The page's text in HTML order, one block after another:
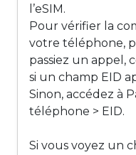
l’eSIM.
Pour vérifier la
votre téléphone,
passiez un appel,
si un champ EID
Sinon, accédez à
téléphone > EID.
Si vous voyez un